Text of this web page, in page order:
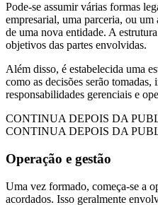
Pode-se assumir várias formas
empresarial, uma parceria, ou
de uma nova entidade. A
objetivos das partes envolvidas.
Além disso, é estabelecida uma
como as decisões serão
responsabilidades gerenciais e
CONTINUA DEPOIS DA
CONTINUA DEPOIS DA
Operação e gestão
Uma vez formado, começa-se a
acordados. Isso geralmente